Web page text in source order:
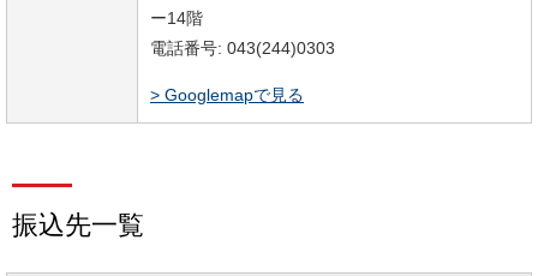
ー14階
電話番号: 043(244)0303
> Googlemapで見る
振込先一覧